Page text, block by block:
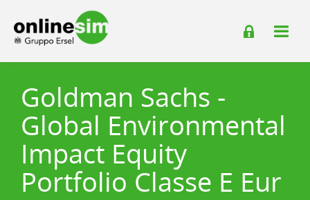
Goldman Sachs -
Global Environmental
Impact Equity
Portfolio Classe E Eur